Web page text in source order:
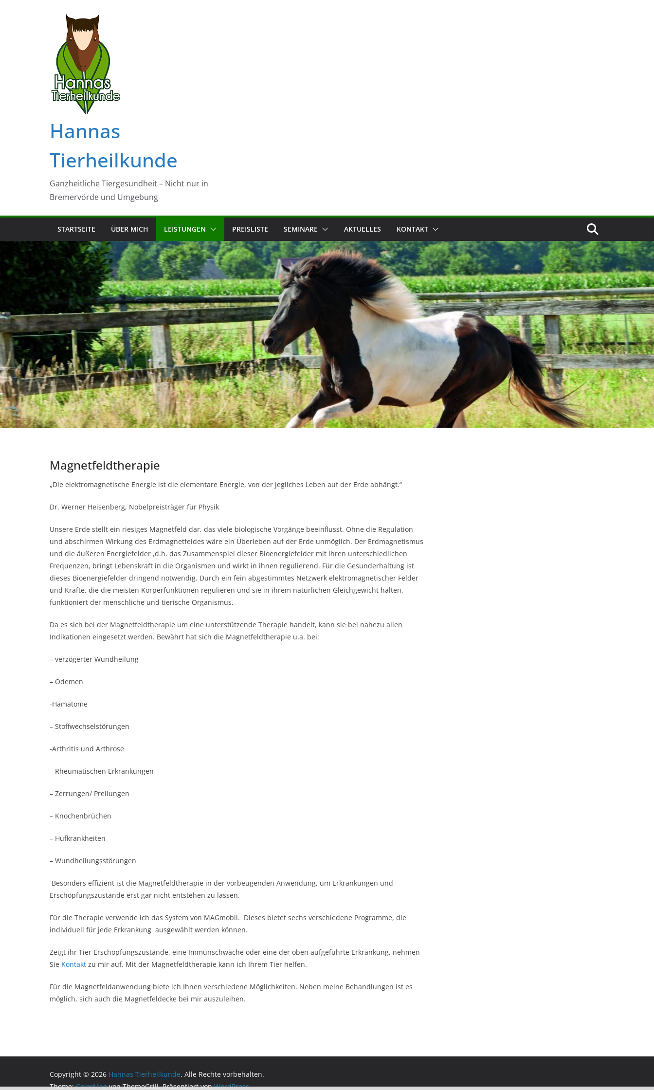
Hannas
Tierheilkunde
Ganzheitliche Tiergesundheit – Nicht nur in
Bremervörde und Umgebung
STARTSEITE ÜBER MICH LEISTUNGEN PREISLISTE SEMINARE AKTUELLES KONTAKT
Magnetfeldtherapie
„Die elektromagnetische Energie ist die elementare Energie, von der jegliches Leben auf der Erde abhängt.“
Dr. Werner Heisenberg, Nobelpreisträger für Physik
Unsere Erde stellt ein riesiges Magnetfeld dar, das viele biologische Vorgänge beeinflusst. Ohne die Regulation
und abschirmen Wirkung des Erdmagnetfeldes wäre ein Überleben auf der Erde unmöglich. Der Erdmagnetismus
und die äußeren Energiefelder ,d.h. das Zusammenspiel dieser Bioenergiefelder mit ihren unterschiedlichen
Frequenzen, bringt Lebenskraft in die Organismen und wirkt in ihnen regulierend. Für die Gesunderhaltung ist
dieses Bioenergiefelder dringend notwendig. Durch ein fein abgestimmtes Netzwerk elektromagnetischer Felder
und Kräfte, die die meisten Körperfunktionen regulieren und sie in ihrem natürlichen Gleichgewicht halten,
funktioniert der menschliche und tierische Organismus.
Da es sich bei der Magnetfeldtherapie um eine unterstützende Therapie handelt, kann sie bei nahezu allen
Indikationen eingesetzt werden. Bewährt hat sich die Magnetfeldtherapie u.a. bei:
– verzögerter Wundheilung
– Ödemen
-Hämatome
– Stoffwechselstörungen
-Arthritis und Arthrose
– Rheumatischen Erkrankungen
– Zerrungen/ Prellungen
– Knochenbrüchen
– Hufkrankheiten
– Wundheilungsstörungen
Besonders effizient ist die Magnetfeldtherapie in der vorbeugenden Anwendung, um Erkrankungen und
Erschöpfungszustände erst gar nicht entstehen zu lassen.
Für die Therapie verwende ich das System von MAGmobil. Dieses bietet sechs verschiedene Programme, die
individuell für jede Erkrankung ausgewählt werden können.
Zeigt ihr Tier Erschöpfungszustände, eine Immunschwäche oder eine der oben aufgeführte Erkrankung, nehmen
Sie Kontakt zu mir auf. Mit der Magnetfeldtherapie kann ich Ihrem Tier helfen.
Für die Magnetfeldanwendung biete ich Ihnen verschiedene Möglichkeiten. Neben meine Behandlungen ist es
möglich, sich auch die Magnetfeldecke bei mir auszuleihen.
Copyright © 2026 Hannas Tierheilkunde. Alle Rechte vorbehalten.
Theme:ColorMagvon ThemeGrill. Präsentiert vonWordPress.